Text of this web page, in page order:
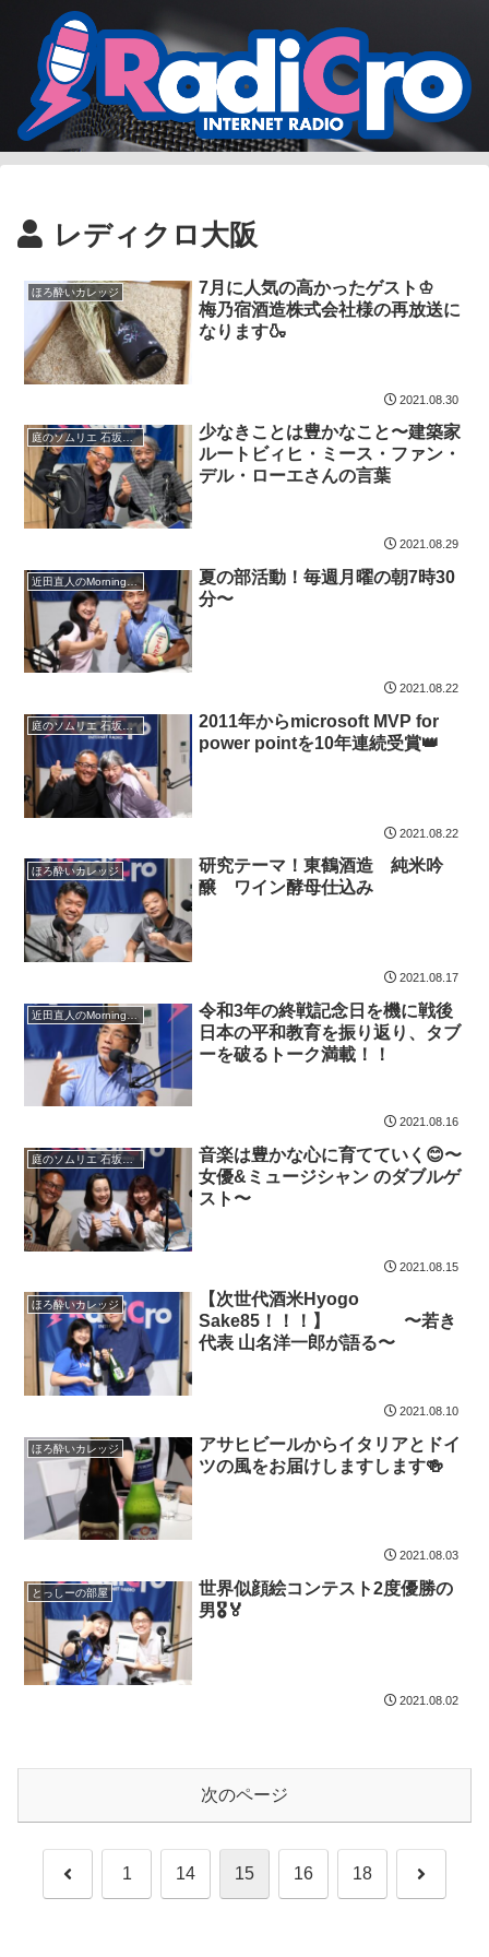
レディクロ大阪
ほろ酔いカレッジ
7月に人気の高かったゲスト♔
梅乃宿酒造株式会社様の再放送に
なります🍶
2021.08.30
庭のソムリエ 石坂拓司の『これでいいのだ！！』
少なきことは豊かなこと〜建築家
ルートビィヒ・ミース・ファン・
デル・ローエさんの言葉
2021.08.29
近田直人のMorning TACKLE !
夏の部活動！毎週月曜の朝7時30
分〜
2021.08.22
庭のソムリエ 石坂拓司の『これでいいのだ！！』
2011年からmicrosoft MVP for
power pointを10年連続受賞👑
2021.08.22
ほろ酔いカレッジ
研究テーマ！東鶴酒造 純米吟
醸 ワイン酵母仕込み
2021.08.17
近田直人のMorning TACKLE !
令和3年の終戦記念日を機に戦後
日本の平和教育を振り返り、タブ
ーを破るトーク満載！！
2021.08.16
庭のソムリエ 石坂拓司の『これでいいのだ！！』
音楽は豊かな心に育てていく😊〜
女優&ミュージシャン のダブルゲ
スト〜
2021.08.15
ほろ酔いカレッジ
【次世代酒米Hyogo
Sake85！！！】 〜若き
代表 山名洋一郎が語る〜
2021.08.10
ほろ酔いカレッジ
アサヒビールからイタリアとドイ
ツの風をお届けしますします🍻
2021.08.03
とっしーの部屋
世界似顔絵コンテスト2度優勝の
男🎖🏅
2021.08.02
次のページ
前 1 14 15 16 18 次